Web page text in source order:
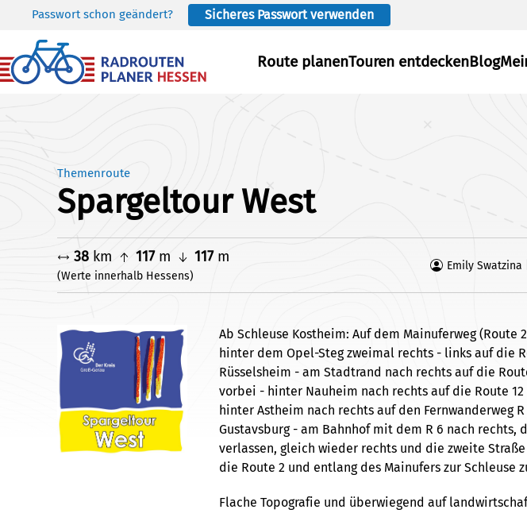
Skip to main content
Passwort schon geändert? Sicheres Passwort verwenden
Route planenTouren entdeckenBlog
Themenroute
Spargeltour West
38 km 117m 117m
(Werte innerhalb Hessens)
Emily Swatzina
Ab Schleuse Kostheim: Auf dem Mainuferweg (Route
hinter dem Opel-Steg zweimal rechts - links auf die
Rüsselsheim - am Stadtrand nach rechts auf die
vorbei - hinter Nauheim nach rechts auf die Route
hinter Astheim nach rechts auf den Fernwanderweg
Gustavsburg - am Bahnhof mit dem R 6 nach rechts,
verlassen, gleich wieder rechts und die zweite
die Route 2 und entlang des Mainufers zur Schleuse
Flache Topografie und überwiegend auf